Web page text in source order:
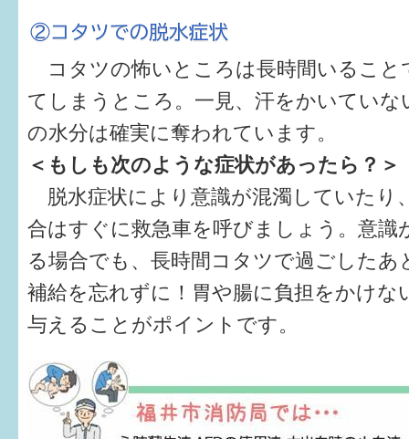
コタツの怖いところは長時間いること
てしまうところ。一見、汗をかいていな
の水分は確実に奪われています。
＜もしも次のような症状があったら？＞
脱水症状により意識が混濁していたり
合はすぐに救急車を呼びましょう。意識
る場合でも、長時間コタツで過ごしたあ
補給を忘れずに！胃や腸に負担をかけな
与えることがポイントです。